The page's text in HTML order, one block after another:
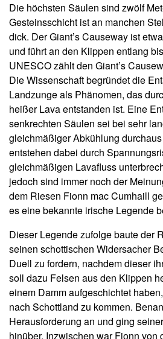
Die höchsten Säulen sind zwölf
Gesteinsschicht ist an manchen
dick. Der Giant’s Causeway ist
und führt an den Klippen entlang
UNESCO zählt den Giant’s
Die Wissenschaft begründet die
Landzunge als Phänomen, das
heißer Lava entstanden ist. Eine
senkrechten Säulen sei bei sehr
gleichmäßiger Abkühlung
entstehen dabei durch
gleichmäßigen Lavafluss
jedoch sind immer noch der
dem Riesen Fionn mac Cumhaill
es eine bekannte irische Legende
Dieser Legende zufolge baute der
seinen schottischen Widersacher
Duell zu fordern, nachdem dieser
soll dazu Felsen aus den Klippen
einem Damm aufgeschichtet
nach Schottland zu kommen.
Herausforderung an und ging
hinüber. Inzwischen war Fionn von